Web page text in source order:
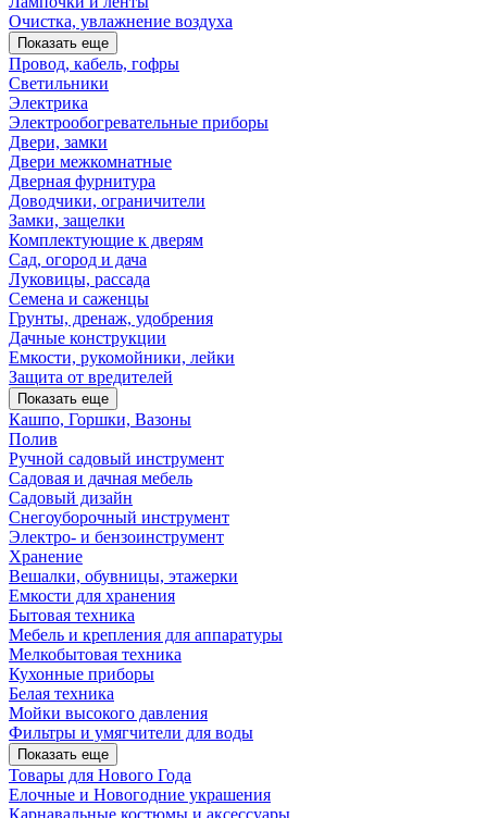
Очистка, увлажнение воздуха
Показать еще
Провод, кабель, гофры
Светильники
Электрика
Электрообогревательные приборы
Двери, замки
Двери межкомнатные
Дверная фурнитура
Доводчики, ограничители
Замки, защелки
Комплектующие к дверям
Сад, огород и дача
Луковицы, рассада
Семена и саженцы
Грунты, дренаж, удобрения
Дачные конструкции
Емкости, рукомойники, лейки
Защита от вредителей
Показать еще
Кашпо, Горшки, Вазоны
Полив
Ручной садовый инструмент
Садовая и дачная мебель
Садовый дизайн
Снегоуборочный инструмент
Электро- и бензоинструмент
Хранение
Вешалки, обувницы, этажерки
Емкости для хранения
Бытовая техника
Мебель и крепления для аппаратуры
Мелкобытовая техника
Кухонные приборы
Белая техника
Мойки высокого давления
Фильтры и умягчители для воды
Показать еще
Товары для Нового Года
Елочные и Новогодние украшения
Карнавальные костюмы и аксессуары